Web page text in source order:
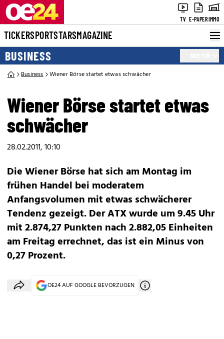
TV E-PAPERIMMO
TICKERSPORTSTARSMAGAZINE
BUSINESS
Business Wiener Börse startet etwas schwächer
Wiener Börse startet etwas
schwächer
28.02.2011, 10:10
Die Wiener Börse hat sich am Montag im
frühen Handel bei moderatem
Anfangsvolumen mit etwas schwächerer
Tendenz gezeigt. Der ATX wurde um 9.45 Uhr
mit 2.874,27 Punkten nach 2.882,05 Einheiten
am Freitag errechnet, das ist ein Minus von
0,27 Prozent.
OE24 AUF GOOGLE BEVORZUGEN